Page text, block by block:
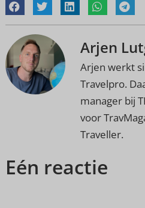
Arjen
Arjen werkt
Travelpro.
manager bij
voor
Traveller.
Eén reactie